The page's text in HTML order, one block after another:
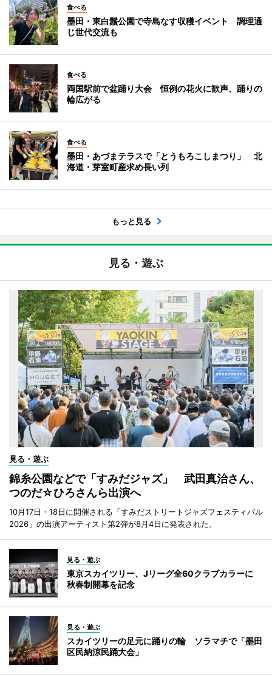
食べる
墨田・東白鬚公園で寺島なす収穫イベント 調理通
じ世代交流も
食べる
両国駅前で盆踊り大会 恒例の花火に歓声、踊りの
輪広がる
食べる
墨田・あづまテラスで「とうもろこしまつり」 北
海道・芽室町産求め長い列
もっと見る
見る・遊ぶ
見る・遊ぶ
錦糸公園などで「すみだジャズ」 武田真治さん、
つのだ☆ひろさんら出演へ
10月17日・18日に開催される「すみだストリートジャズフェスティバル
2026」の出演アーティスト第2弾が8月4日に発表された。
見る・遊ぶ
東京スカイツリー、Jリーグ全60クラブカラーに
秋春制開幕を記念
見る・遊ぶ
スカイツリーの足元に踊りの輪 ソラマチで「墨田
区民納涼民踊大会」